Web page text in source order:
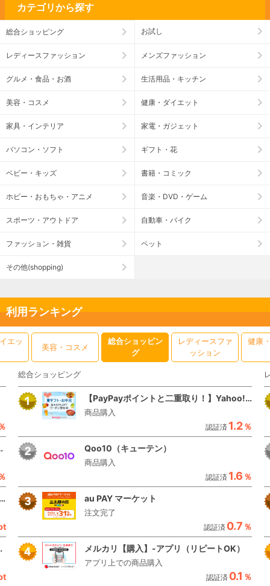
カテゴリから探す
総合ショッピング お試し
レディースファッション メンズファッション
グルメ・食品・お酒 生活用品・キッチン
美容・コスメ 健康・ダイエット
家具・インテリア 家電・ガジェット
パソコン・ソフト ギフト・花
ベビー・キッズ 書籍・コミック
ホビー・おもちゃ・アニメ 音楽・DVD・ゲーム
スポーツ・アウトドア 自動車・バイク
ファッション・雑貨 ペット
その他(shopping)
利用ランキング
エッ
美容・コスメ
総合ショッピン
グ
レディースファ
ッション
健康
） コスメ・コム
いずスキンケア商品「お試し詰合せ」
リプルマグ】
総合ショッピング
【PayPayポイントと二重取り！】Yahoo!ショッピング(ヤフーショッピング)
商品購入
認証済 1.2％
Qoo10（キューテン）
商品購入
認証済 1.6 ％
au PAY マーケット
注文完了
認証済 0.7 ％
メルカリ【購入】-アプリ（リピートOK）
アプリ上での商品購入
認証済 0.1 ％